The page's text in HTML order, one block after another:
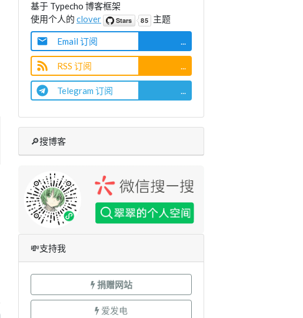
基于 Typecho 博客框架
使用个人的 clover 主题
Email 订阅
RSS 订阅
Telegram 订阅
🔎搜博客
💸支持我
捐赠网站
爱发电